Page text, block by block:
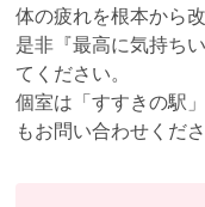
体の疲れを根本から
是非『最高に気持ち
てください。
個室は「すすきの駅